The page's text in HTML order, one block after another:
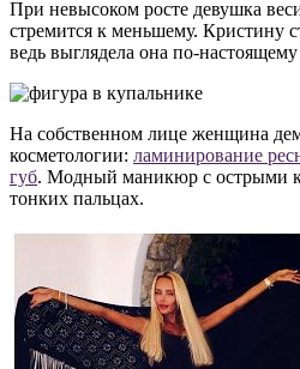
При невысоком росте девушка
стремится к меньшему. Кристину
ведь выглядела она по-
На собственном лице женщина
косметологии: ламинирование
губ. Модный маникюр с острыми
тонких пальцах.